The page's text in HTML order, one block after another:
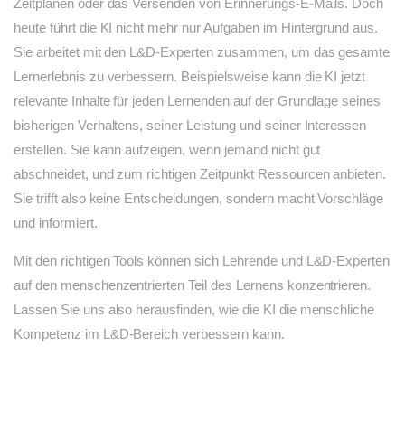
heute führt die KI nicht mehr nur Aufgaben im Hintergrund aus.
Sie arbeitet mit den L&D-Experten zusammen, um das gesamte
Lernerlebnis zu verbessern. Beispielsweise kann die KI jetzt
relevante Inhalte für jeden Lernenden auf der Grundlage seines
bisherigen Verhaltens, seiner Leistung und seiner Interessen
erstellen. Sie kann aufzeigen, wenn jemand nicht gut
abschneidet, und zum richtigen Zeitpunkt Ressourcen anbieten.
Sie trifft also keine Entscheidungen, sondern macht Vorschläge
und informiert.
Mit den richtigen Tools können sich Lehrende und L&D-Experten
auf den menschenzentrierten Teil des Lernens konzentrieren.
Lassen Sie uns also herausfinden, wie die KI die menschliche
Kompetenz im L&D-Bereich verbessern kann.